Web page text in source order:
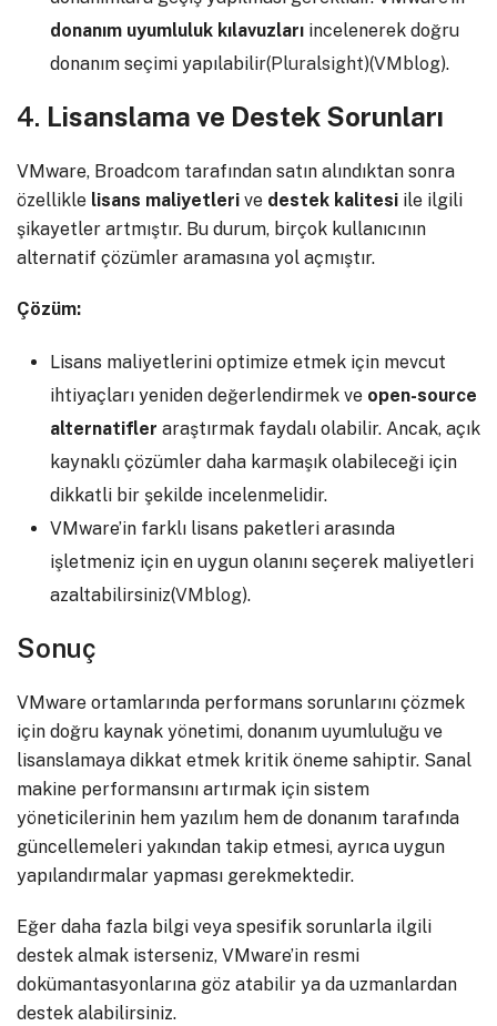
donanım uyumluluk kılavuzları incelenerek doğru
donanım seçimi yapılabilir​(Pluralsight)​(VMblog).
4. Lisanslama ve Destek Sorunları
VMware, Broadcom tarafından satın alındıktan sonra
özellikle lisans maliyetleri ve destek kalitesi ile ilgili
şikayetler artmıştır. Bu durum, birçok kullanıcının
alternatif çözümler aramasına yol açmıştır.
Çözüm:
Lisans maliyetlerini optimize etmek için mevcut
ihtiyaçları yeniden değerlendirmek ve open-source
alternatifler araştırmak faydalı olabilir. Ancak, açık
kaynaklı çözümler daha karmaşık olabileceği için
dikkatli bir şekilde incelenmelidir.
VMware’in farklı lisans paketleri arasında
işletmeniz için en uygun olanını seçerek maliyetleri
azaltabilirsiniz​(VMblog).
Sonuç
VMware ortamlarında performans sorunlarını çözmek
için doğru kaynak yönetimi, donanım uyumluluğu ve
lisanslamaya dikkat etmek kritik öneme sahiptir. Sanal
makine performansını artırmak için sistem
yöneticilerinin hem yazılım hem de donanım tarafında
güncellemeleri yakından takip etmesi, ayrıca uygun
yapılandırmalar yapması gerekmektedir.
Eğer daha fazla bilgi veya spesifik sorunlarla ilgili
destek almak isterseniz, VMware’in resmi
dokümantasyonlarına göz atabilir ya da uzmanlardan
destek alabilirsiniz.